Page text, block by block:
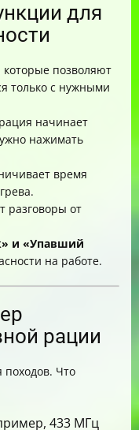
для
позволяют
только с нужными
начинает
нажимать
время
от
и «Упавший
на работе.
рации
Что
433 МГц